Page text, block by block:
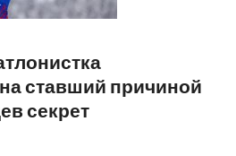
ставший причиной
секрет